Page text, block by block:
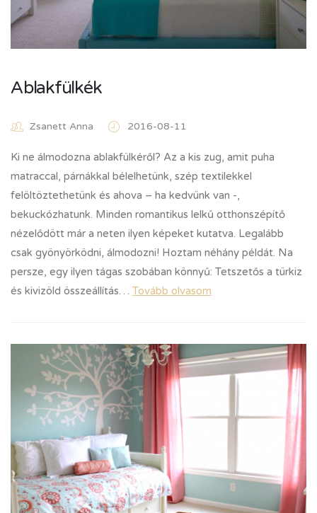
Ablakfülkék
Zsanett Anna 2016-08-11
Ki ne álmodozna ablakfülkéről? Az a kis zug, amit puha
matraccal, párnákkal bélelhetünk, szép textilekkel
felöltöztethetünk és ahova – ha kedvünk van -,
bekuckózhatunk. Minden romantikus lelkű otthonszépítő
nézelődött már a neten ilyen képeket kutatva. Legalább
csak gyönyörködni, álmodozni! Hoztam néhány példát. Na
persze, egy ilyen tágas szobában könnyű: Tetszetős a türkiz
és kivizöld összeállítás… Tovább olvasom